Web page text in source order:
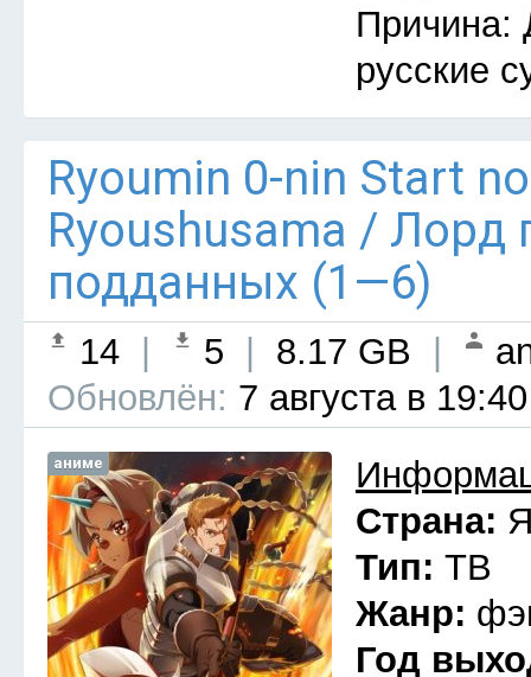
Причина:
русские
Ryoumin 0-nin Start
Ryoushusama / Лорд
подданных (1—6)
14 5 8.17 GB
Обновлён: 7 августа в 19:40
аниме
Страна:
Тип: ТВ
Жанр:
Год